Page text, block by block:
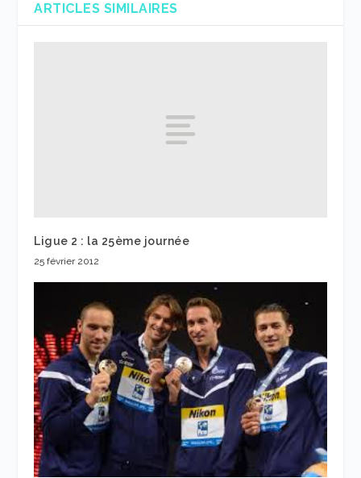
ARTICLES SIMILAIRES
Ligue 2 : la 25ème journée
25 février 2012